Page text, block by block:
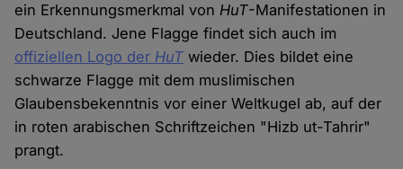
ein Erkennungsmerkmal vonHuT-Manifestationen in
Deutschland. Jene Flagge findet sich auch im
offiziellen Logo der HuT wieder. Dies bildet eine
schwarze Flagge mit dem muslimischen
Glaubensbekenntnis vor einer Weltkugel ab, auf der
in roten arabischen Schriftzeichen "Hizb ut-Tahrir"
prangt.